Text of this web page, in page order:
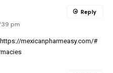
pm
https://mexicanpharmeasy.com/#
Reply